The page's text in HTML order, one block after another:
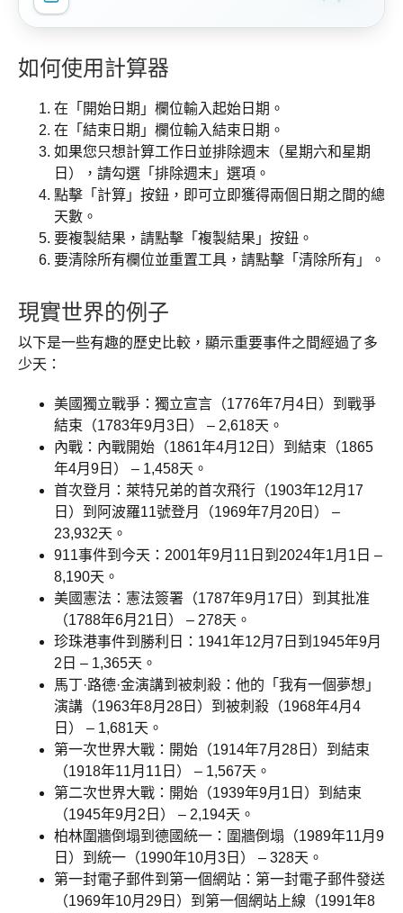
如何使用計算器
在「開始日期」欄位輸入起始日期。
在「結束日期」欄位輸入結束日期。
如果您只想計算工作日並排除週末（星期六和星期
日），請勾選「排除週末」選項。
點擊「計算」按鈕，即可立即獲得兩個日期之間的總
天數。
要複製結果，請點擊「複製結果」按鈕。
要清除所有欄位並重置工具，請點擊「清除所有」。
現實世界的例子
以下是一些有趣的歷史比較，顯示重要事件之間經過了多
少天：
美國獨立戰爭：獨立宣言（1776年7月4日）到戰爭
結束（1783年9月3日） – 2,618天。
內戰：內戰開始（1861年4月12日）到結束（1865
年4月9日） – 1,458天。
首次登月：萊特兄弟的首次飛行（1903年12月17
日）到阿波羅11號登月（1969年7月20日） –
23,932天。
911事件到今天：2001年9月11日到2024年1月1日 –
8,190天。
美國憲法：憲法簽署（1787年9月17日）到其批准
（1788年6月21日） – 278天。
珍珠港事件到勝利日：1941年12月7日到1945年9月
2日 – 1,365天。
馬丁·路德·金演講到被刺殺：他的「我有一個夢想」
演講（1963年8月28日）到被刺殺（1968年4月4
日） – 1,681天。
第一次世界大戰：開始（1914年7月28日）到結束
（1918年11月11日） – 1,567天。
第二次世界大戰：開始（1939年9月1日）到結束
（1945年9月2日） – 2,194天。
柏林圍牆倒塌到德國統一：圍牆倒塌（1989年11月9
日）到統一（1990年10月3日） – 328天。
第一封電子郵件到第一個網站：第一封電子郵件發送
（1969年10月29日）到第一個網站上線（1991年8